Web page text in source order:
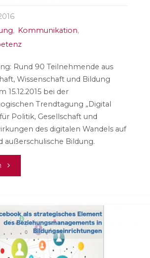
, Kommunikation,
Rund 90 Teilnehmende aus
Wissenschaft und Bildung
15.12.2015 bei der
Trendtagung „Digital
Politik, Gesellschaft und
des digitalen Wandels auf
außerschulische Bildung.
"#DigitaleBildung
Anmerkungen
Diskussion"